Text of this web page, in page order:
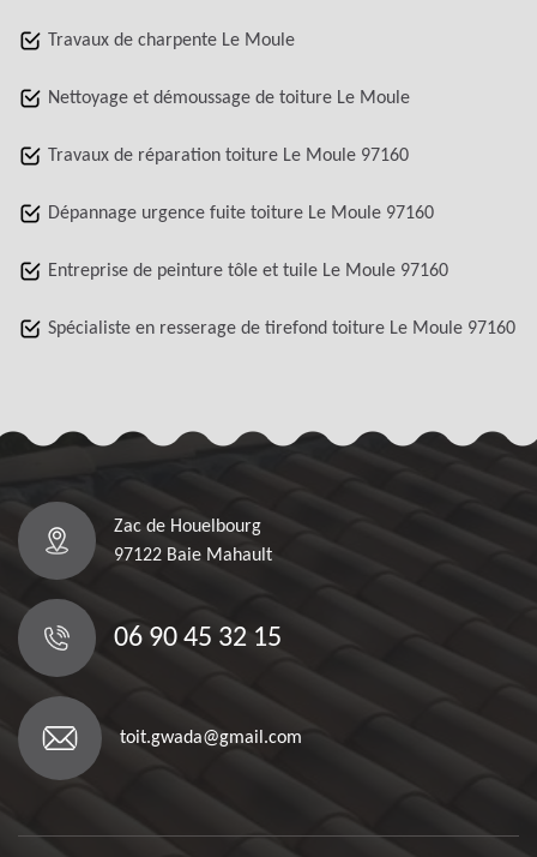
Travaux de charpente Le Moule
Nettoyage et démoussage de toiture Le Moule
Travaux de réparation toiture Le Moule 97160
Dépannage urgence fuite toiture Le Moule 97160
Entreprise de peinture tôle et tuile Le Moule 97160
Spécialiste en resserage de tirefond toiture Le Moule 97160
Zac de Houelbourg
97122 Baie Mahault
06 90 45 32 15
toit.gwada@gmail.com